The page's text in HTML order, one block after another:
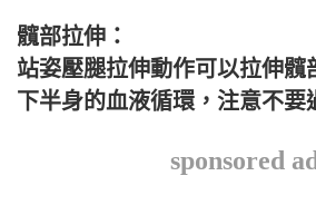
髖部拉伸：
站姿壓腿拉伸動作可以拉伸髖
下半身的血液循環，注意不要
sponsored